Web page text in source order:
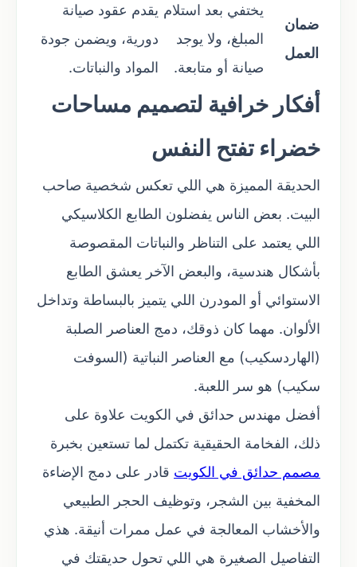
ضمان
العمل
يختفي بعد استلام
المبلغ، ولا يوجد
صيانة أو متابعة.
يقدم عقود صيانة
دورية، ويضمن جودة
المواد والنباتات.
أفكار خرافية لتصميم مساحات
خضراء تفتح النفس
الحديقة المميزة هي اللي تعكس شخصية صاحب
البيت. بعض الناس يفضلون الطابع الكلاسيكي
اللي يعتمد على التناظر والنباتات المقصوصة
بأشكال هندسية، والبعض الآخر يعشق الطابع
الاستوائي أو المودرن اللي يتميز بالبساطة وتداخل
الألوان. مهما كان ذوقك، دمج العناصر الصلبة
(الهاردسكيب) مع العناصر النباتية (السوفت
سكيب) هو سر اللعبة.
أفضل مهندس حدائق في الكويت علاوة على
ذلك، الفخامة الحقيقية تكتمل لما تستعين بخبرة
مصمم حدائق في الكويت قادر على دمج الإضاءة
المخفية بين الشجر، وتوظيف الحجر الطبيعي
والأخشاب المعالجة في عمل ممرات أنيقة. هذي
التفاصيل الصغيرة هي اللي تحول حديقتك في